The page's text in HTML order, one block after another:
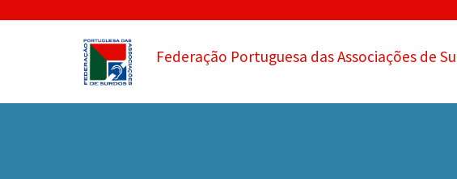
Federação Portuguesa das Associações de